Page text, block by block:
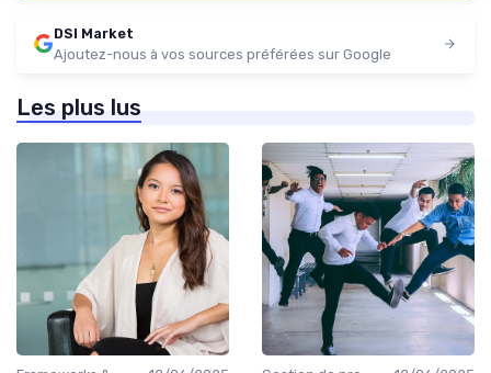
DSI Market
Ajoutez-nous à vos sources préférées sur Google
Les plus lus